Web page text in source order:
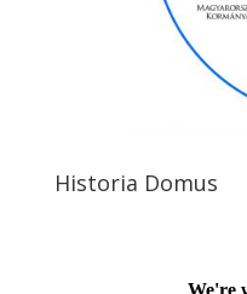
Historia Domus